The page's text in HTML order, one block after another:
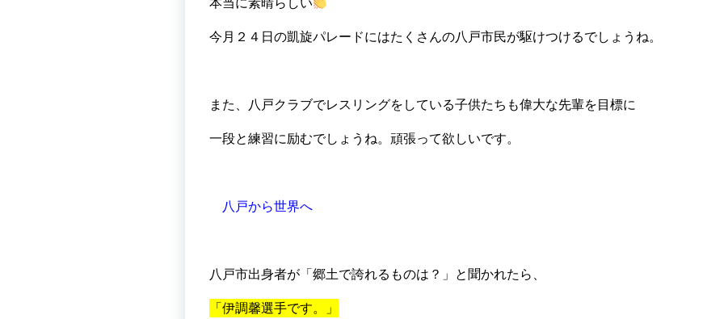
今月２４日の凱旋パレードにはたくさんの八戸市民が駆けつけるでしょうね。
また、八戸クラブでレスリングをしている子供たちも偉大な先輩を目標に
一段と練習に励むでしょうね。頑張って欲しいです。
八戸から世界へ
八戸市出身者が「郷土で誇れるものは？」 と聞かれたら、
「伊調馨選手です。」